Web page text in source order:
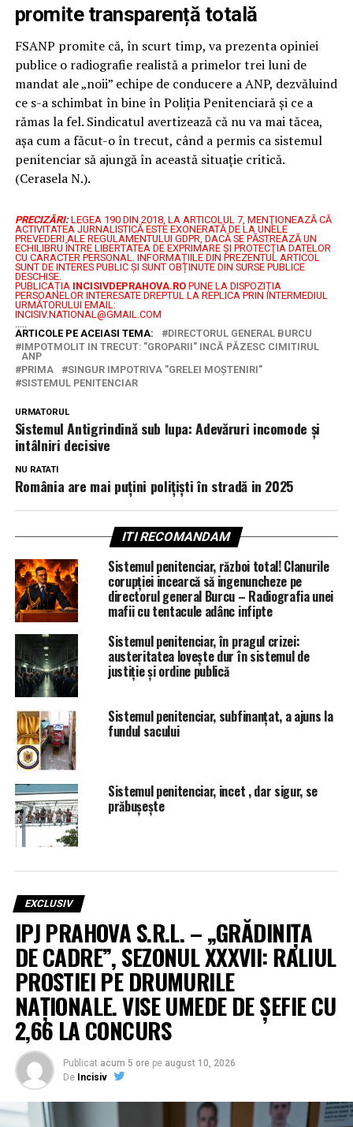
promite transparență totală
FSANP promite că, în scurt timp, va prezenta opiniei
publice o radiografie realistă a primelor trei luni de
mandat ale „noii” echipe de conducere a ANP, dezvăluind
ce s-a schimbat în bine în Poliția Penitenciară și ce a
rămas la fel. Sindicatul avertizează că nu va mai tăcea,
așa cum a făcut-o în trecut, când a permis ca sistemul
penitenciar să ajungă în această situație critică.
(Cerasela N.).
PRECIZĂRI: LEGEA 190 DIN 2018, LA ARTICOLUL 7, MENŢIONEAZĂ CĂ
ACTIVITATEA JURNALISTICĂ ESTE EXONERATĂ DE LA UNELE
PREVEDERI ALE REGULAMENTULUI GDPR, DACĂ SE PĂSTREAZĂ UN
ECHILIBRU ÎNTRE LIBERTATEA DE EXPRIMARE ŞI PROTECŢIA DATELOR
CU CARACTER PERSONAL. INFORMAȚIILE DIN PREZENTUL ARTICOL
SUNT DE INTERES PUBLIC ȘI SUNT OBȚINUTE DIN SURSE PUBLICE
DESCHISE.
PUBLICAȚIA INCISIVDEPRAHOVA.ROPUNE LA DISPOZIȚIA
PERSOANELOR INTERESATE DREPTUL LA REPLICA PRIN INTERMEDIUL
URMĂTORULUI EMAIL:
INCISIV.NATIONAL@GMAIL.COM
.....
ARTICOLE PE ACEIASI TEMA:
DIRECTORUL GENERAL BURCU
IMPOTMOLIT IN TRECUT: "GROPARII" INCĂ PĂZESC CIMITIRUL
ANP
PRIMA
SINGUR IMPOTRIVA "GRELEI MOȘTENIRI"
SISTEMUL PENITENCIAR
URMATORUL
Sistemul Antigrindină sub lupa: Adevăruri incomode și
intâlniri decisive
NU RATATI
România are mai puțini polițiști în stradă in 2025
ITI RECOMANDAM
Sistemul penitenciar, război total! Clanurile
corupției incearcă să ingenuncheze pe
directorul general Burcu – Radiografia unei
mafii cu tentacule adânc infipte
Sistemul penitenciar, în pragul crizei:
austeritatea lovește dur în sistemul de
justiție și ordine publică
Sistemul penitenciar, subfinanțat, a ajuns la
fundul sacului
Sistemul penitenciar, incet , dar sigur, se
prăbușește
EXCLUSIV
IPJ PRAHOVA S.R.L. – „GRĂDINIȚA
DE CADRE”, SEZONUL XXXVII: RALIUL
PROSTIEI PE DRUMURILE
NAȚIONALE. VISE UMEDE DE ȘEFIE CU
2,66 LA CONCURS
Publicat acum 5 ore pe august 10, 2026
De Incisiv